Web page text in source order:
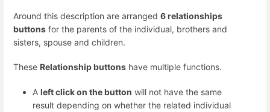
Around this description are arranged 6 relationships
buttons for the parents of the individual, brothers and
sisters, spouse and children.
These Relationship buttons have multiple functions.
A left click on the button will not have the same
result depending on whether the related individual